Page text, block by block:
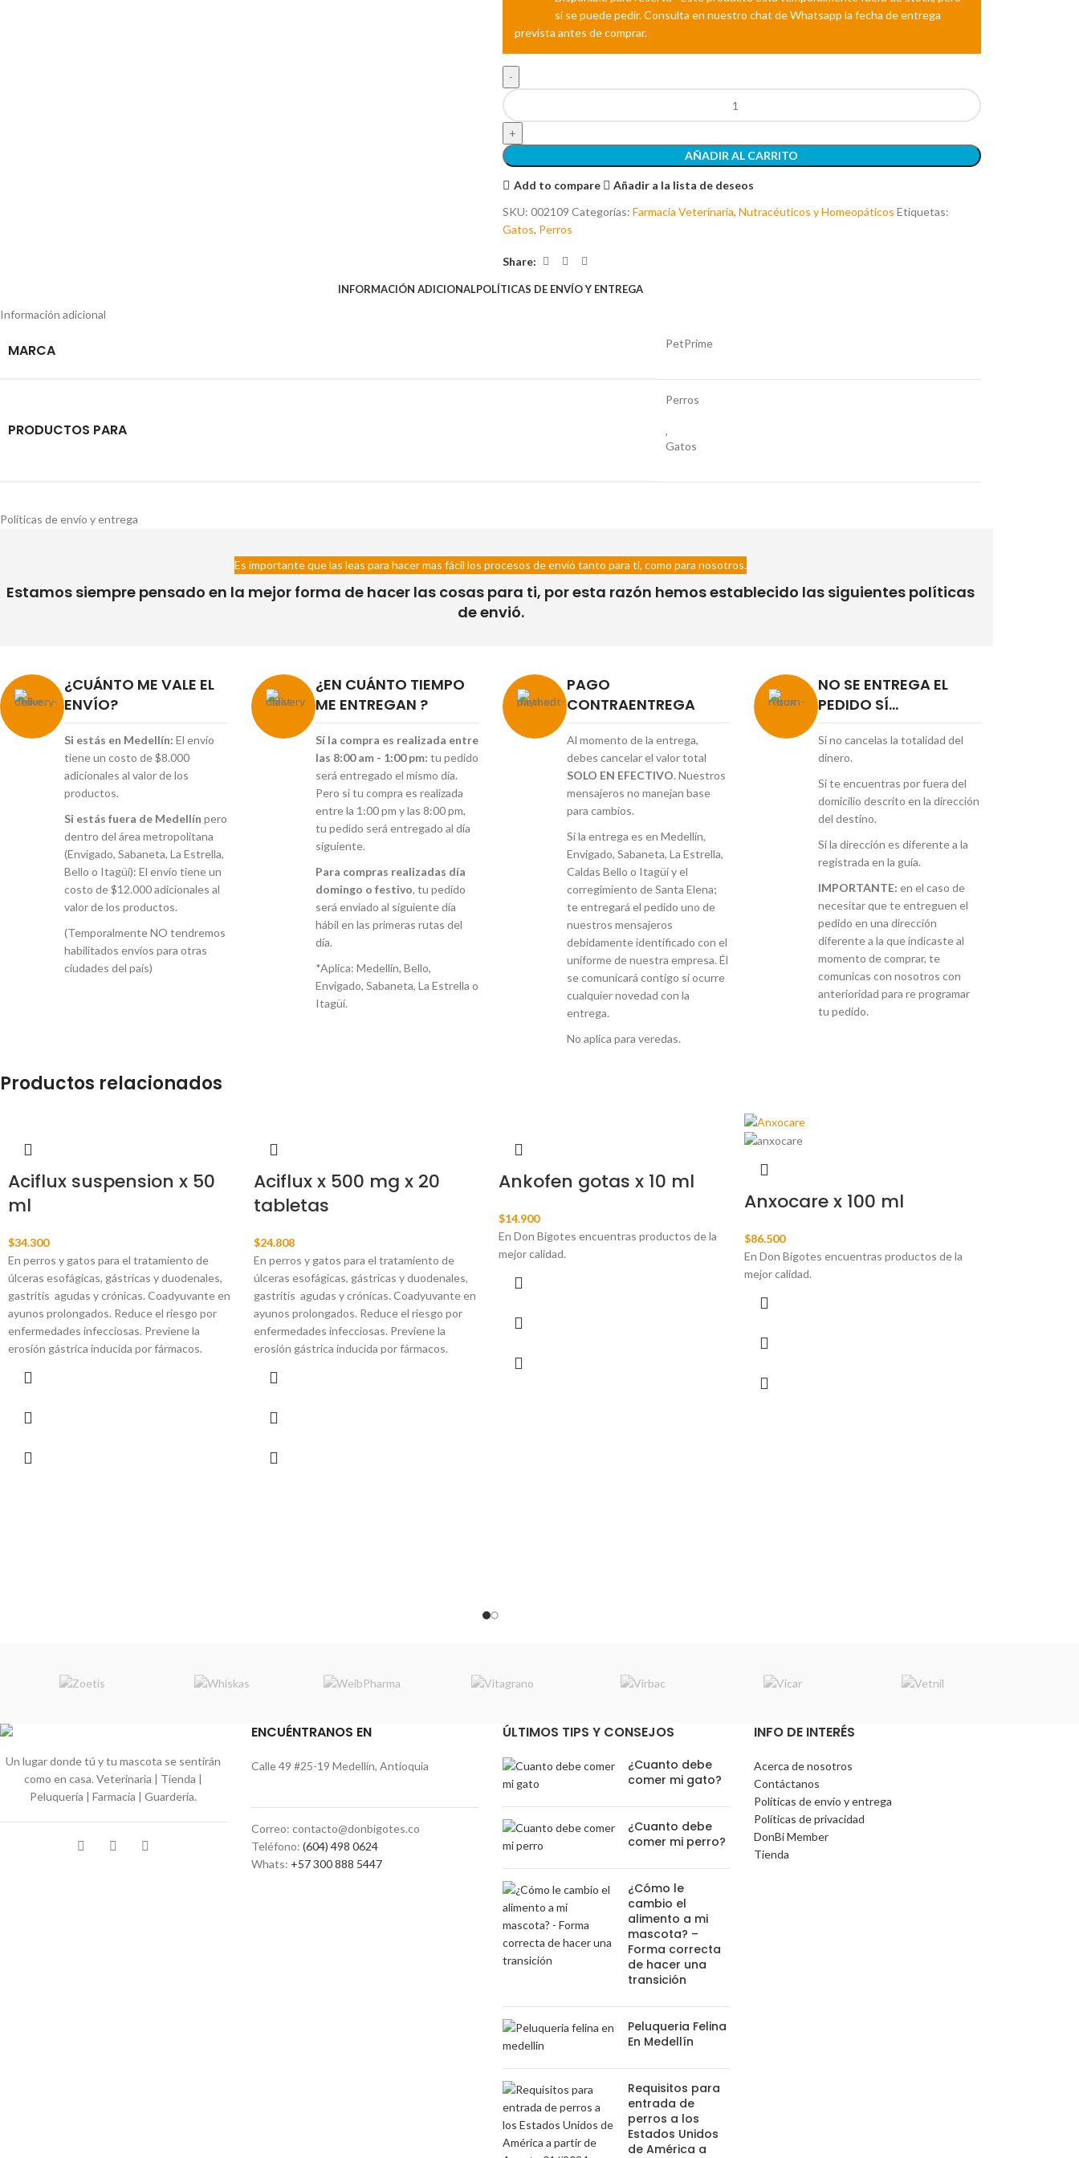
AÑADIR AL CARRITO
Add to compare
Añadir a la lista de deseos
SKU: 002109 Categorías: Farmacia Veterinaria, Nutracéuticos y Homeopáticos Etiquetas:
Gatos, Perros
Share:
INFORMACIÓN ADICIONALPOLÍTICAS DE ENVÍO Y ENTREGA
Información adicional
MARCA PetPrime
PRODUCTOS PARA
Perros
,
Gatos
Políticas de envío y entrega
Es importante que las leas para hacer mas fácil los procesos de envió tanto para ti, como para nosotros.
Estamos siempre pensado en la mejor forma de hacer las cosas para ti, por esta razón hemos establecido las siguientes políticas
de envió.
¿CUÁNTO ME VALE EL
ENVÍO?
Si estás en Medellín: El envío
tiene un costo de $8.000
adicionales al valor de los
productos.
Si estás fuera de Medellín pero
dentro del área metropolitana
(Envigado, Sabaneta, La Estrella,
Bello o Itagüí): El envío tiene un
costo de $12.000 adicionales al
valor de los productos.
(Temporalmente NO tendremos
habilitados envíos para otras
ciudades del país)
¿EN CUÁNTO TIEMPO
ME ENTREGAN ?
Sí la compra es realizada entre
las 8:00 am - 1:00 pm: tu pedido
será entregado el mismo día.
Pero si tu compra es realizada
entre la 1:00 pm y las 8:00 pm,
tu pedido será entregado al día
siguiente.
Para compras realizadas día
domingo o festivo, tu pedido
será enviado al siguiente día
hábil en las primeras rutas del
día.
*Aplica: Medellín, Bello,
Envigado, Sabaneta, La Estrella o
Itagüí.
PAGO
CONTRAENTREGA
Al momento de la entrega,
debes cancelar el valor total
SOLO EN EFECTIVO. Nuestros
mensajeros no manejan base
para cambios.
Si la entrega es en Medellín,
Envigado, Sabaneta, La Estrella,
Caldas Bello o Itagüí y el
corregimiento de Santa Elena;
te entregará el pedido uno de
nuestros mensajeros
debidamente identificado con el
uniforme de nuestra empresa. Él
se comunicará contigo si ocurre
cualquier novedad con la
entrega.
No aplica para veredas.
NO SE ENTREGA EL
PEDIDO SÍ...
Si no cancelas la totalidad del
dinero.
Si te encuentras por fuera del
domicilio descrito en la dirección
del destino.
Si la dirección es diferente a la
registrada en la guía.
IMPORTANTE: en el caso de
necesitar que te entreguen el
pedido en una dirección
diferente a la que indicaste al
momento de comprar, te
comunicas con nosotros con
anterioridad para re programar
tu pedido.
Productos relacionados
Aciflux suspension x 50
ml
$34.300
En perros y gatos para el tratamiento de
úlceras esofágicas, gástricas y duodenales,
gastritis agudas y crónicas.Coadyuvante en
ayunos prolongados. Reduce el riesgo por
enfermedades infecciosas. Previene la
erosión gástrica inducida por fármacos.
Aciflux x 500 mg x 20
tabletas
$24.808
En perros y gatos para el tratamiento de
úlceras esofágicas, gástricas y duodenales,
gastritis agudas y crónicas.Coadyuvante en
ayunos prolongados. Reduce el riesgo por
enfermedades infecciosas. Previene la
erosión gástrica inducida por fármacos.
Ankofen gotas x 10 ml
$14.900
En Don Bigotes encuentras productos de la
mejor calidad.
Anxocare x 100 ml
$86.500
En Don Bigotes encuentras productos de la
mejor calidad.
Un lugar donde tú y tu mascota se sentirán
como en casa. Veterinaria | Tienda |
Peluquería | Farmacia | Guardería.
ENCUÉNTRANOS EN
Calle 49 #25-19 Medellín, Antioquia
Correo: contacto@donbigotes.co
Teléfono: (604) 498 0624
Whats: +57 300 888 5447
ÚLTIMOS TIPS Y CONSEJOS
¿Cuanto debe
comer mi gato?
¿Cuanto debe
comer mi perro?
¿Cómo le
cambio el
alimento a mi
mascota? –
Forma correcta
de hacer una
transición
Peluqueria Felina
En Medellín
Requisitos para
entrada de
perros a los
Estados Unidos
de América a
INFO DE INTERÉS
Acerca de nosotros
Contáctanos
Políticas de envío y entrega
Políticas de privacidad
DonBi Member
Tienda